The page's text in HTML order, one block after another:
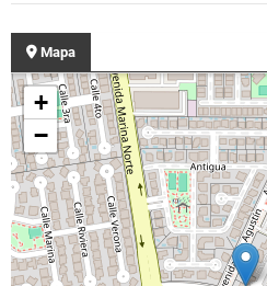
Mapa
+
−